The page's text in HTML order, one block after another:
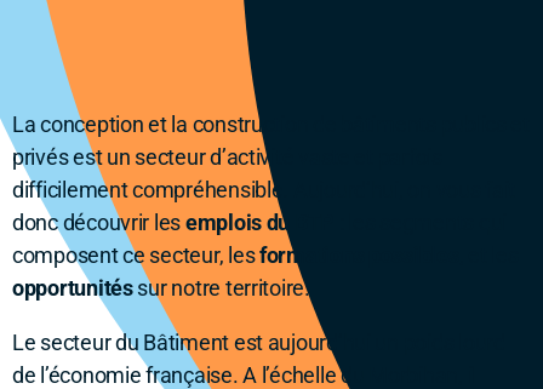
La conception et la construction de bâtiments publics et
privés est un secteur d’activité vaste et parfois
difficilement compréhensible. Aujourd’hui, on vous fait
donc découvrir lesemplois du BTP
composent ce secteur, lesformations possibles
opportunitéssur notre territoire.
Le secteur du Bâtiment est aujourd’hui un poids lourd
de l’économie française. A l’échelle du Morbihan, il